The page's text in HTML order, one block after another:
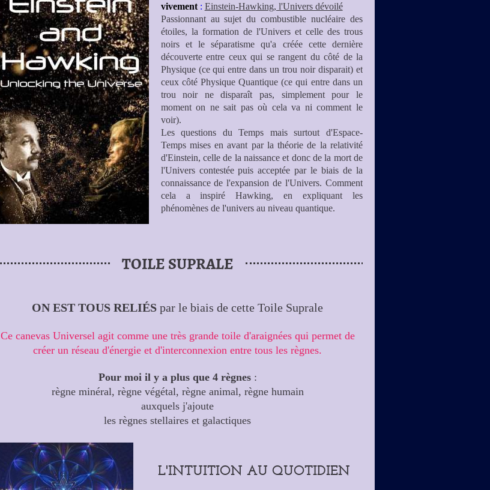
vivement : Einstein-Hawking, l'Univers dévoilé
Passionnant au sujet du combustible nucléaire des
étoiles, la formation de l'Univers et celle des trous
noirs et le séparatisme qu'a créée cette dernière
découverte entre ceux qui se rangent du côté de la
Physique (ce qui entre dans un trou noir disparait) et
ceux côté Physique Quantique (ce qui entre dans un
trou noir ne disparaît pas, simplement pour le
moment on ne sait pas où cela va ni comment le
voir).
Les questions du Temps mais surtout d'Espace-
Temps mises en avant par la théorie de la relativité
d'Einstein, celle de la naissance et donc de la mort de
l'Univers contestée puis acceptée par le biais de la
connaissance de l'expansion de l'Univers. Comment
cela a inspiré Hawking, en expliquant les
phénomènes de l'univers au niveau quantique.
TOILE SUPRALE
ON EST TOUS RELIÉS par le biais de cette Toile Suprale
Ce canevas Universel agit comme une très grande toile d'araignées qui permet de
créer un réseau d'énergie et d'interconnexion entre tous les règnes.
Pour moi il y a plus que 4 règnes:
règne minéral, règne végétal, règne animal, règne humain
auxquels j'ajoute
les règnes stellaires et galactiques
L'INTUITION AU QUOTIDIEN